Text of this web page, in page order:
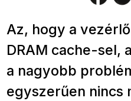
Az, hogy a
DRAM cache-sel,
a nagyobb
egyszerűen nincs